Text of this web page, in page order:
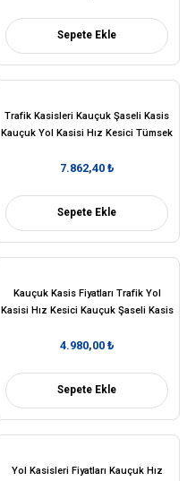
Sepete Ekle
Trafik Kasisleri Kauçuk Şaseli Kasis
Kauçuk Yol Kasisi Hız Kesici Tümsek
7.862,40 ₺
Sepete Ekle
Kauçuk Kasis Fiyatları Trafik Yol
Kasisi Hız Kesici Kauçuk Şaseli Kasis
4.980,00 ₺
Sepete Ekle
Yol Kasisleri Fiyatları Kauçuk Hız